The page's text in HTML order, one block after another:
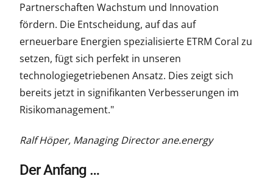
Partnerschaften Wachstum und Innovation
fördern. Die Entscheidung, auf das auf
erneuerbare Energien spezialisierte ETRM Coral zu
setzen, fügt sich perfekt in unseren
technologiegetriebenen Ansatz. Dies zeigt sich
bereits jetzt in signifikanten Verbesserungen im
Risikomanagement."
Ralf Höper, Managing Director ane.energy
Der Anfang …